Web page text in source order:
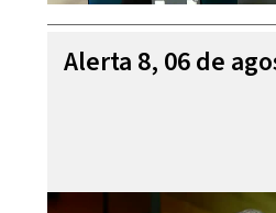
Alerta 8, 06 de